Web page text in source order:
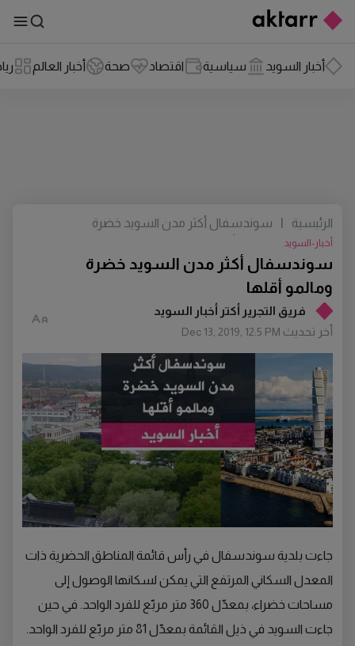
أخبار السويد سياسية اقتصاد صحة أخبار العالم
فريق التجرير أكتر أخبار السويد
أخر تحديث Dec 13, 2019, 12:5 PM
سوندسفال أكثر مدن السويد خضرة
ومالمو أقلها
أخبار-السويد
الرئيسية
سوندسفال أكثر مدن السويد خضرة
جاءت بلدية سوندسفال في رأس قائمة المناطق الحضرية ذات
المعدل السكاني المرتفع التي يمكن لسكانها الوصول إلى
مساحات خضراء، بمعدّل 360 متر مربّع للفرد الواحد. في حين
جاءت السويد في ذيل القائمة بمعدّل 81 متر مربّع للفرد الواحد.